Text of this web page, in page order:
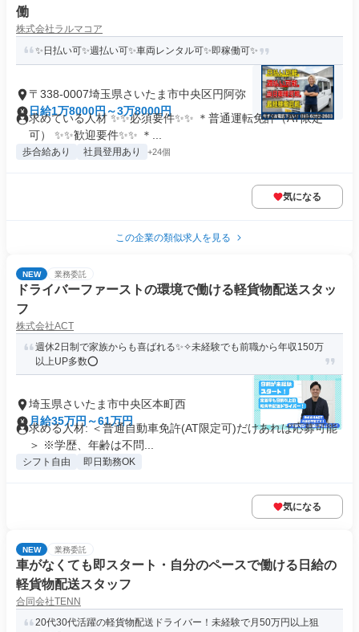
働
株式会社ラルマコア
✨日払い可✨週払い可✨車両レンタル可✨即稼働可✨
〒338-0007埼玉県さいたま市中央区円阿弥
日給1万8000円～3万8000円
求めている人材 ✨✨必須要件✨✨ ＊普通運転免許（AT限定
可） ✨✨歓迎要件✨✨ ＊...
歩合給あり 社員登用あり +24個
気になる
この企業の類似求人を見る
NEW 業務委託
ドライバーファーストの環境で働ける軽貨物配送スタッ
フ
株式会社ACT
週休2日制で家族からも喜ばれる✨✧未経験でも前職から年収150万
以上UP多数⭕️
埼玉県さいたま市中央区本町西
月給35万円～61万円
求める人材: ＜普通自動車免許(AT限定可)だけあれば応募可能
＞ ※学歴、年齢は不問...
シフト自由 即日勤務OK
気になる
NEW 業務委託
車がなくても即スタート・自分のペースで働ける日給の
軽貨物配送スタッフ
合同会社TENN
20代30代活躍の軽貨物配送ドライバー！未経験で月50万円以上狙